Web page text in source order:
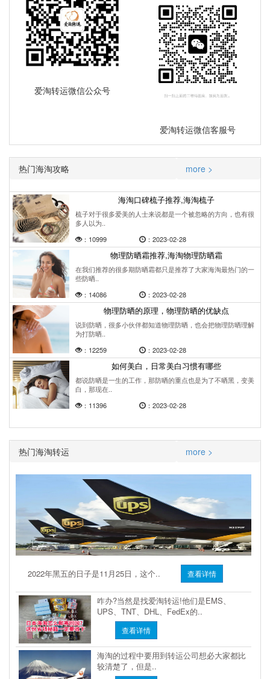
爱淘转运微信公众号
爱淘转运微信客服号
热门海淘攻略 more >
海淘口碑梳子推荐,海淘梳子
梳子对于很多爱美的人士来说都是一个被忽略的方向，也有很
多人以为..
：10999
：2023-02-28
物理防晒霜推荐,海淘物理防晒霜
在我们推荐的很多期防晒霜都只是推荐了大家海淘最热门的一
些防晒..
：14086
：2023-02-28
物理防晒的原理，物理防晒的优缺点
说到防晒，很多小伙伴都知道物理防晒，也会把物理防晒理解
为打防晒..
：12259
：2023-02-28
如何美白，日常美白习惯有哪些
都说防晒是一生的工作，那防晒的重点也是为了不晒黑，变美
白，那现在..
：11396
：2023-02-28
热门海淘转运 more >
2022年黑五的日子是11月25日，这个.. 查看详情
咋办?当然是找爱淘转运!他们是EMS、
UPS、TNT、DHL、FedEx的..
查看详情
海淘的过程中要用到转运公司想必大家都比
较清楚了，但是..